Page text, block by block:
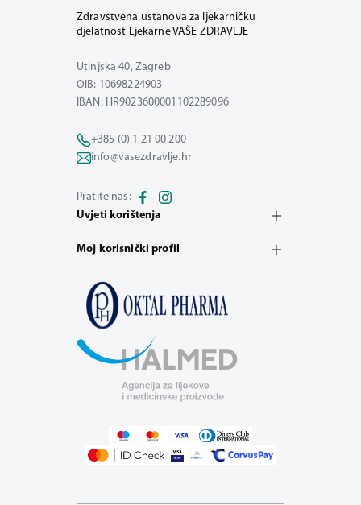
Zdravstvena ustanova za ljekarničku
djelatnost Ljekarne VAŠE ZDRAVLJE
Utinjska 40, Zagreb
OIB: 10698224903
IBAN: HR9023600001102289096
+385 (0) 1 21 00 200
info@vasezdravlje.hr
Pratite nas:
Uvjeti korištenja
Moj korisnički profil